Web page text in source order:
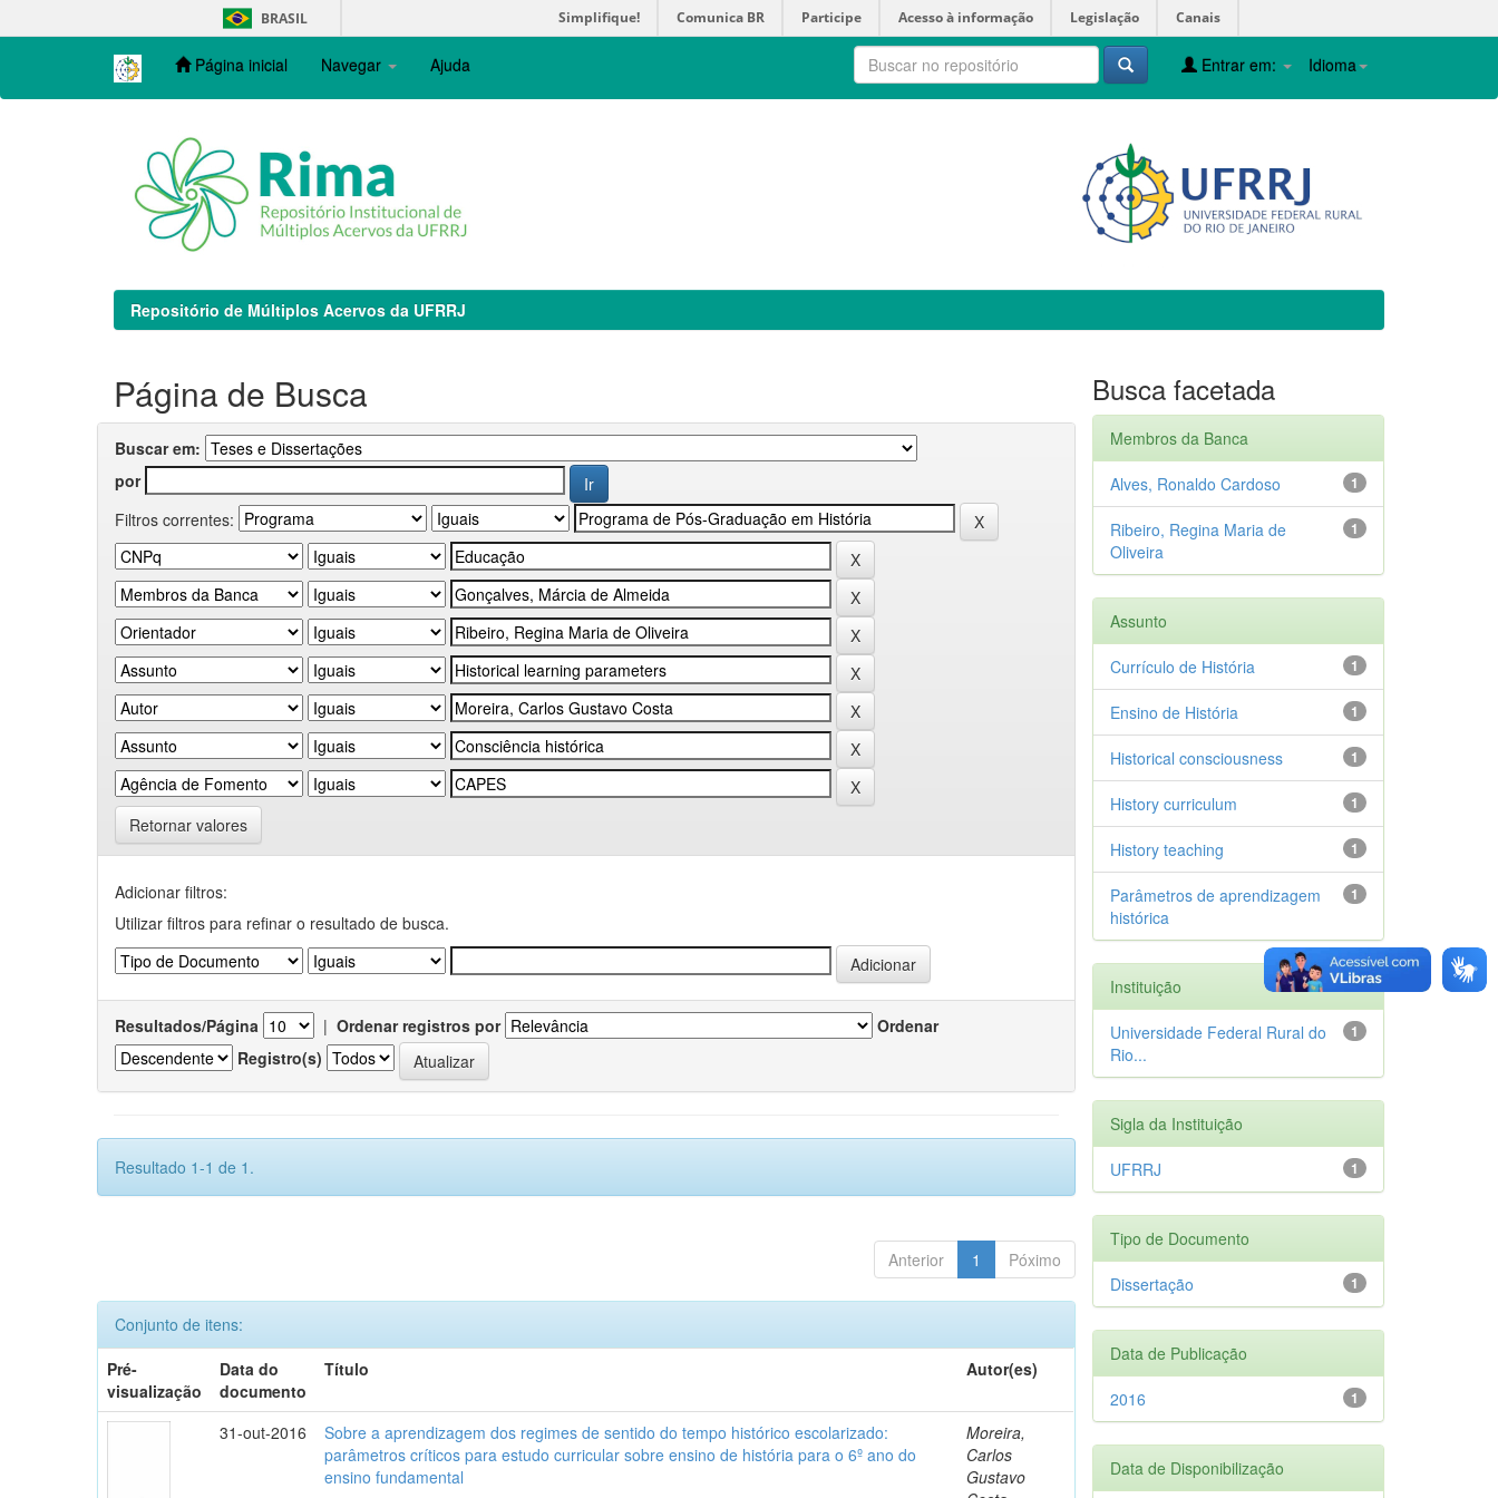
navigation
BRASIL Simplifique! Comunica BR Participe Acesso à informação Legislação Canais
Página inicial Navegar Ajuda Idioma
Entrar em:
Repositório de Múltiplos Acervos da UFRRJ
Página de Busca
Buscar em:
por
Filtros correntes:
Retornar valores
Adicionar filtros:
Utilizar filtros para refinar o resultado de busca.
Resultados/Página | Ordenar registros por
Ordenar
Registro(s)
Resultado 1-1 de 1.
Anterior 1 Póximo
Conjunto de itens:
Pré-
visualização
Data do
documento
Título Autor(es)
31-out-2016
Sobre a aprendizagem dos regimes de sentido do tempo histórico escolarizado:
parâmetros críticos para estudo curricular sobre ensino de história para o 6º ano do
ensino fundamental
Moreira,
Carlos
Gustavo
Busca facetada
Membros da Banca
1
Alves, Ronaldo Cardoso
1
Ribeiro, Regina Maria de
Oliveira
Assunto
1
Currículo de História
1
Ensino de História
1
Historical consciousness
1
History curriculum
1
History teaching
1
Parâmetros de aprendizagem
histórica
Instituição
1
Universidade Federal Rural do
Rio...
Sigla da Instituição
1
UFRRJ
Tipo de Documento
1
Dissertação
Data de Publicação
1
2016
Data de Disponibilização